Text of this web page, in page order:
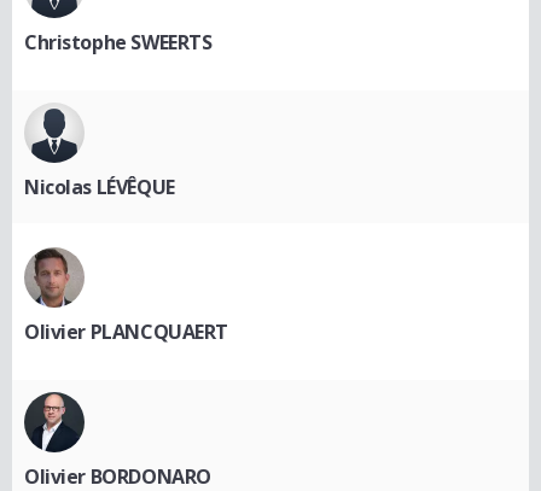
Christophe SWEERTS
Nicolas LÉVÊQUE
Olivier PLANCQUAERT
Olivier BORDONARO